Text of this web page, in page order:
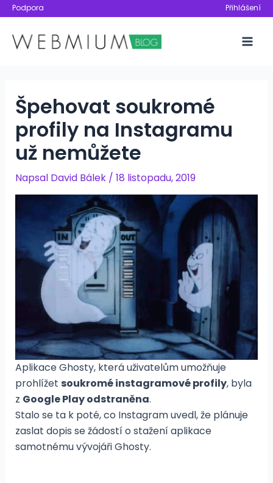
Přeskočit
obsah
Podpora Přihlášení
Špehovat soukromé
profily na Instagramu
už nemůžete
Napsal David Bálek / 18 listopadu, 2019
Aplikace Ghosty, která uživatelům umožňuje
prohlížet soukromé instagramové profily, byla
z Google Play odstraněna.
Stalo se ta k poté, co Instagram uvedl, že plánuje
zaslat dopis se žádostí o stažení aplikace
samotnému vývojáři Ghosty.